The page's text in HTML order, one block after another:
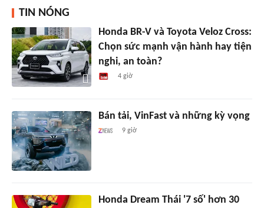
TIN NÓNG
Honda BR-V và Toyota Veloz Cross:
Chọn sức mạnh vận hành hay tiện
nghi, an toàn?
4 giờ
Bán tải, VinFast và những kỳ vọng
9 giờ
Honda Dream Thái '7 số' hơn 30